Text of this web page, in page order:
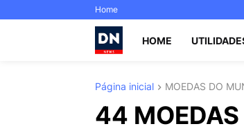
Home
HOME
Página inicial MOEDAS DO
44 MOEDAS